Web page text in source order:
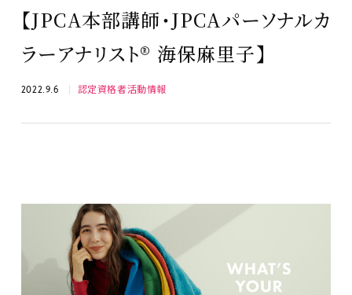
【JPCA本部講師・JPCAパーソナルカ
ラーアナリスト® 海保麻里子】
2022.9.6 認定資格者活動情報